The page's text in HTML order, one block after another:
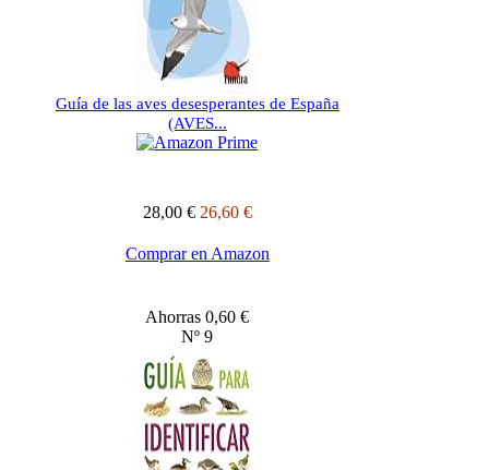
Guía de las aves desesperantes de España
(AVES...
28,00 € 26,60 €
Comprar en Amazon
Ahorras 0,60 €
Nº 9